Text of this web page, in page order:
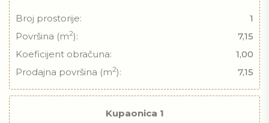
Broj prostorije:
1
Površina (m2):
7,15
Koeficijent obračuna:
1,00
Prodajna površina (m2): 7,15
Kupaonica 1